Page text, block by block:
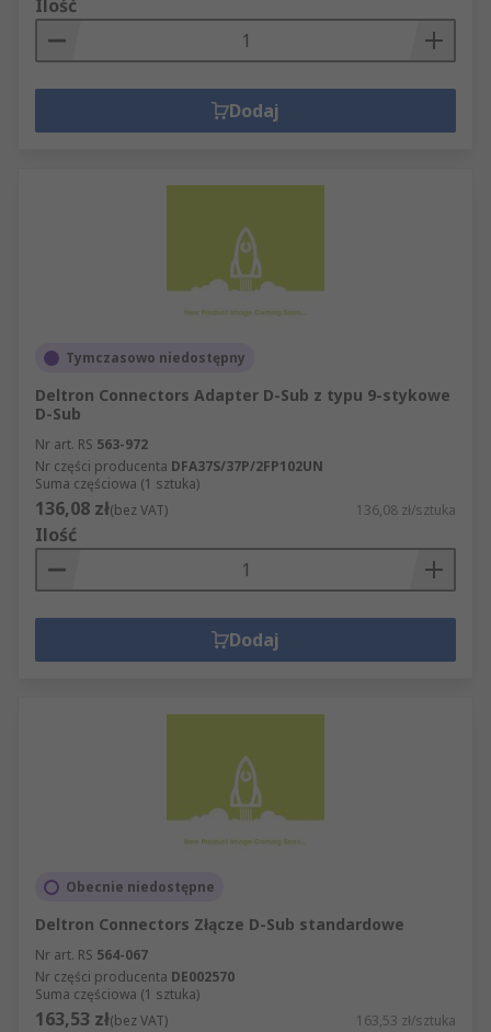
Ilość
Dodaj
Tymczasowo niedostępny
Deltron Connectors Adapter D-Sub z typu 9-stykowe
D-Sub
Nr art. RS 563-972
Nr części producenta DFA37S/37P/2FP102UN
Suma częściowa (1 sztuka)
136,08 zł(bez VAT) 136,08 zł/sztuka
Ilość
Dodaj
Obecnie niedostępne
Deltron Connectors Złącze D-Sub standardowe
Nr art. RS 564-067
Nr części producenta DE002570
Suma częściowa (1 sztuka)
163,53 zł(bez VAT) 163,53 zł/sztuka